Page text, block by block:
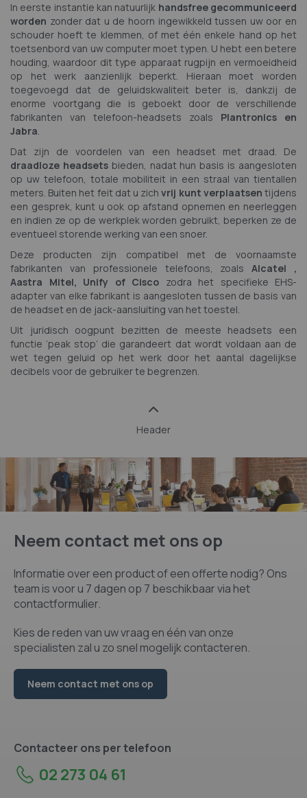
In eerste instantie kan natuurlijk handsfree gecommuniceerd
worden zonder dat u de hoorn ingewikkeld tussen uw oor en
schouder hoeft te klemmen, of met één enkele hand op het
toetsenbord van uw computer moet typen. U hebt een betere
houding, waardoor dit type apparaat rugpijn en vermoeidheid
op het werk aanzienlijk beperkt. Hieraan moet worden
toegevoegd dat de geluidskwaliteit beter is, dankzij de
enorme voortgang die is geboekt door de verschillende
fabrikanten van telefoon-headsets zoals Plantronics en
Jabra.
Dat zijn de voordelen van een headset met draad. De
draadloze headsetsbieden, nadat hun basis is aangesloten
op uw telefoon, totale mobiliteit in een straal van tientallen
meters. Buiten het feit dat u zichvrij kunt verplaatsen tijdens
een gesprek, kunt u ook op afstand opnemen en neerleggen
en indien ze op de werkplek worden gebruikt, beperken ze de
eventueel storende werking van een snoer.
Deze producten zijn compatibel met de voornaamste
fabrikanten van professionele telefoons, zoalsAlcatel ,
Aastra Mitel, Unify of Cisco zodra het specifieke EHS-
adapter van elke fabrikant is aangesloten tussen de basis van
de headset en de jack-aansluiting van het toestel.
Uit juridisch oogpunt bezitten de meeste headsets een
functie ‘peak stop’ die garandeert dat wordt voldaan aan de
wet tegen geluid op het werk door het aantal dagelijkse
decibels voor de gebruiker te begrenzen.
Header
Neem contact met ons op
Informatie over een product of een offerte nodig? Ons
team is voor u 7 dagen op 7 beschikbaar via het
contactformulier.
Kies de reden van uw vraag en één van onze
specialisten zal u zo snel mogelijk contacteren.
Neem contact met ons op
Contacteer ons per telefoon
02 273 04 61